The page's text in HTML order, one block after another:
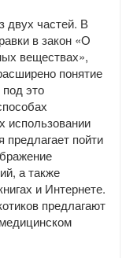
двух частей. В
в закон «О
веществах»,
понятие
это
использовании
предлагает пойти
а также
и Интернете.
предлагают